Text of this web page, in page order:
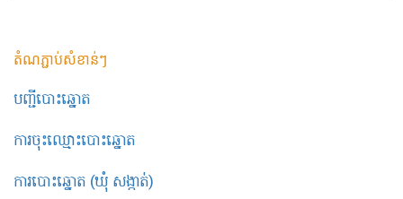
តំណភ្ជាប់សំខាន់ៗ
បញ្ជីបោះឆ្នោត
ការចុះឈ្មោះបោះឆ្នោត
ការបោះឆ្នោត (ឃុំ សង្កាត់)